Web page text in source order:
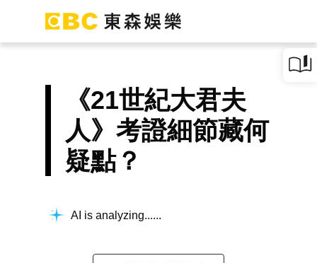
《21世紀大君夫
人》考證細節藏何
疑點？
AI is analyzing...